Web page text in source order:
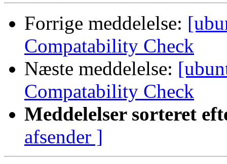
Forrige meddelelse:
Compatability Check
Næste meddelelse:
Compatability Check
Meddelelser sorteret
afsender ]